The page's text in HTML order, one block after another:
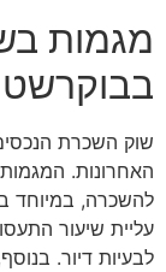
מגמות
בבוקרשט
שוק השכרת
האחרונות. המגמות
להשכרה, במיוחד
עליית שיעור
לבעיות דיור.